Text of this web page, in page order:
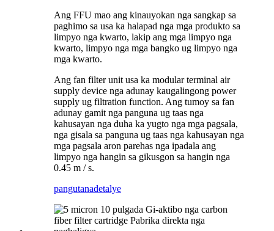
Ang FFU mao ang kinauyokan nga sangkap sa
paghimo sa usa ka halapad nga mga produkto sa
limpyo nga kwarto, lakip ang mga limpyo nga
kwarto, limpyo nga mga bangko ug limpyo nga
mga kwarto.
Ang fan filter unit usa ka modular terminal air
supply device nga adunay kaugalingong power
supply ug filtration function. Ang tumoy sa fan
adunay gamit nga panguna ug taas nga
kahusayan nga duha ka yugto nga mga pagsala,
nga gisala sa panguna ug taas nga kahusayan nga
mga pagsala aron parehas nga ipadala ang
limpyo nga hangin sa gikusgon sa hangin nga
0.45 m / s.
pangutanadetalye